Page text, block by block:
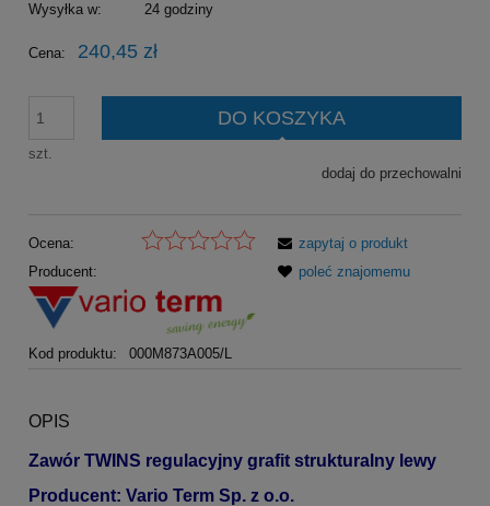
Wysyłka w:
24 godziny
Cena: 240,45 zł
szt.
DO KOSZYKA
dodaj do przechowalni
Ocena:
Producent:
Kod produktu: 000M873A005/L
zapytaj o produkt
poleć znajomemu
OPIS
Zawór TWINS regulacyjny grafit strukturalny lewy
Producent: Vario Term Sp. z o.o.